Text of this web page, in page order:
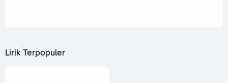
Lirik Terpopuler